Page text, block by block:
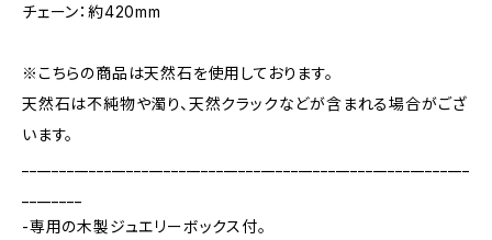
チェーン：約420mm
※こちらの商品は天然石を使用しております。
天然石は不純物や濁り、天然クラックなどが含まれる場合がござ
います。
-専用の木製ジュエリーボックス付。